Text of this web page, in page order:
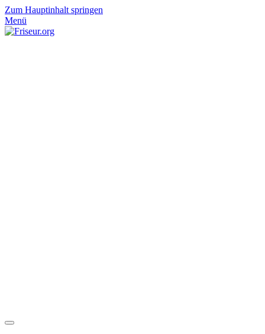
Zum Hauptinhalt springen
Menü